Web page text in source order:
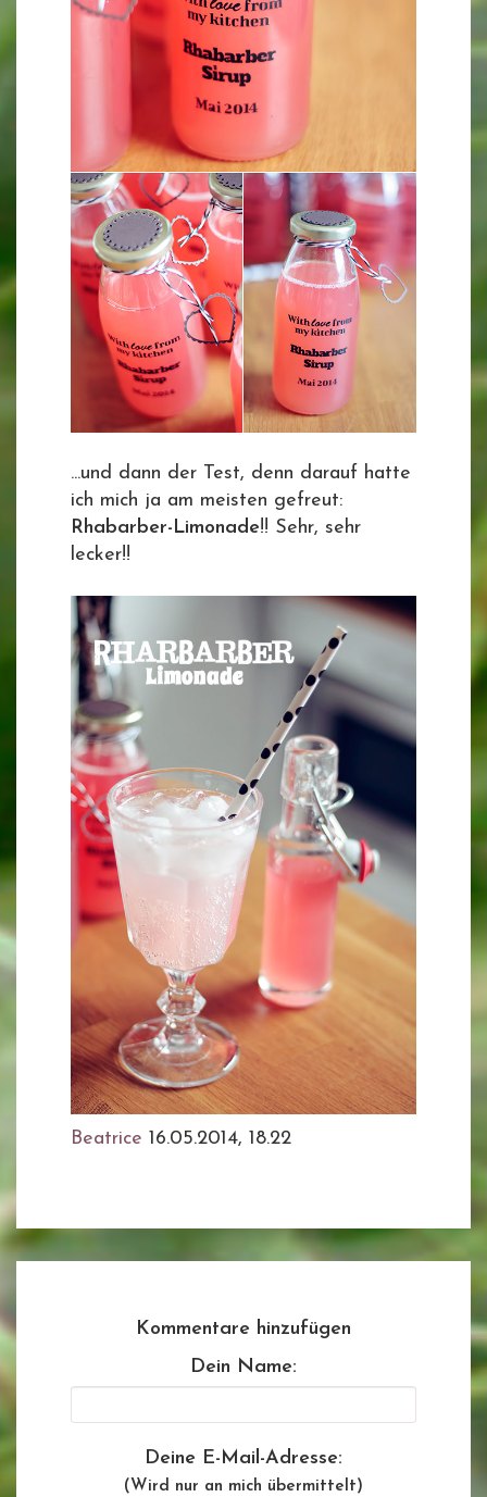
...und dann der Test, denn darauf hatte
ich mich ja am meisten gefreut:
Rhabarber-Limonade!! Sehr, sehr
lecker!!
Beatrice 16.05.2014, 18.22
Kommentare hinzufügen
Dein Name:
Deine E-Mail-Adresse:
(Wird nur an mich übermittelt)